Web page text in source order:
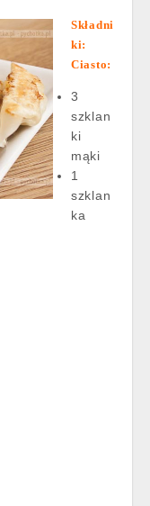
Składni
ki:
Ciasto:
3
szklan
ki
mąki
1
szklan
ka